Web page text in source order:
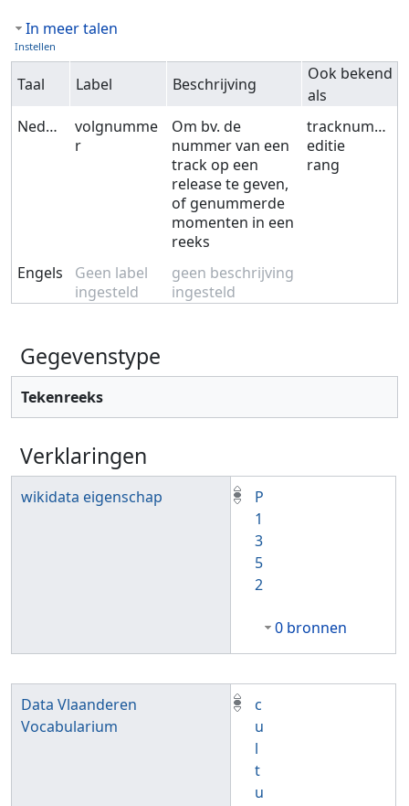
In meer talen
Instellen
Taal Label Beschrijving
Ook bekend
als
Nederlands
volgnumme
r
Om bv. de
nummer van een
track op een
release te geven,
of genummerde
momenten in een
reeks
tracknummer
editie
rang
Engels
Geen label
ingesteld
geen beschrijving
ingesteld
Gegevenstype
Tekenreeks
Verklaringen
wikidata eigenschap
P
1
3
5
2
0 bronnen
Data Vlaanderen
Vocabularium
c
u
l
t
u